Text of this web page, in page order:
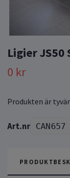
Ligier JS50
0 kr
Produkten är
CAN657